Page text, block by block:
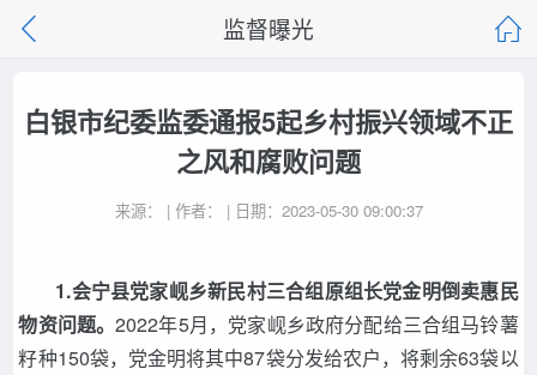
监督曝光
白银市纪委监委通报5起乡村振兴领域不正
之风和腐败问题
来源： | 作者： | 日期：2023-05-30 09:00:37
1.会宁县党家岘乡新民村三合组原组长党金明倒卖惠民
物资问题。2022年5月，党家岘乡政府分配给三合组马铃薯
籽种150袋，党金明将其中87袋分发给农户，将剩余63袋以